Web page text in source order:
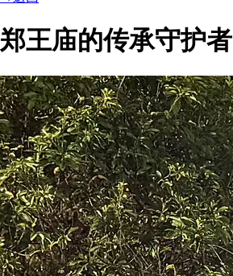
郑王庙的传承守护者